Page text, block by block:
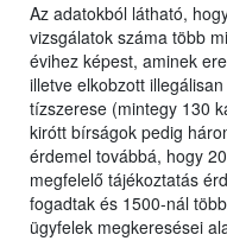
Az adatokból látható,
vizsgálatok száma több
évihez képest, aminek
illetve elkobzott
tízszerese (mintegy 130
kirótt bírságok pedig
érdemel továbbá, hogy
megfelelő tájékoztatás
fogadtak és 1500-nál
ügyfelek megkeresései